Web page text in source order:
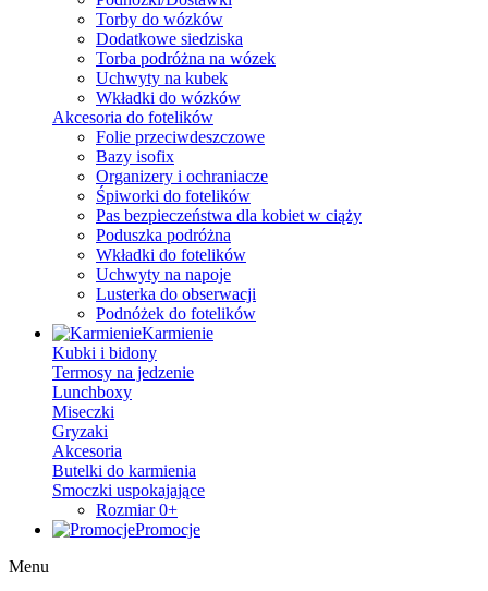
Torby do wózków
Dodatkowe siedziska
Torba podróżna na wózek
Uchwyty na kubek
Wkładki do wózków
Akcesoria do fotelików
Folie przeciwdeszczowe
Bazy isofix
Organizery i ochraniacze
Śpiworki do fotelików
Pas bezpieczeństwa dla kobiet w ciąży
Poduszka podróżna
Wkładki do fotelików
Uchwyty na napoje
Lusterka do obserwacji
Podnóżek do fotelików
Karmienie
Kubki i bidony
Termosy na jedzenie
Lunchboxy
Miseczki
Gryzaki
Akcesoria
Butelki do karmienia
Smoczki uspokajające
Rozmiar 0+
Promocje
Menu